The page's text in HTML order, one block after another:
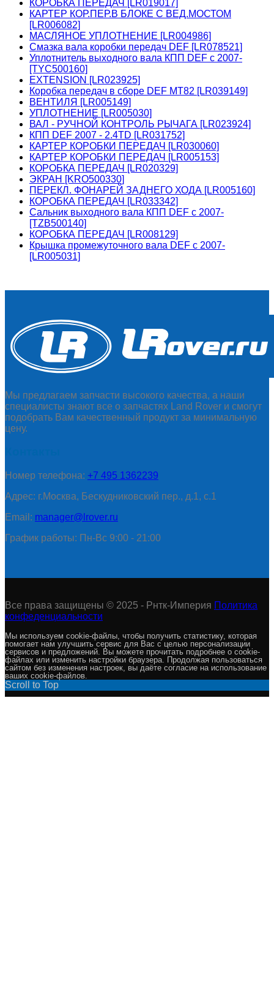
КОРОБКА ПЕРЕДАЧ [LR019017]
КАРТЕР КОР.ПЕР.В БЛОКЕ С ВЕД.МОСТОМ
[LR006082]
МАСЛЯНОЕ УПЛОТНЕНИЕ [LR004986]
Смазка вала коробки передач DEF [LR078521]
Уплотнитель выходного вала КПП DEF c 2007-
[TYC500160]
EXTENSION [LR023925]
Коробка передач в сборе DEF MT82 [LR039149]
ВЕНТИЛЯ [LR005149]
УПЛОТНЕНИЕ [LR005030]
ВАЛ - РУЧНОЙ КОНТРОЛЬ РЫЧАГА [LR023924]
КПП DEF 2007 - 2.4TD [LR031752]
КАРТЕР КОРОБКИ ПЕРЕДАЧ [LR030060]
КАРТЕР КОРОБКИ ПЕРЕДАЧ [LR005153]
КОРОБКА ПЕРЕДАЧ [LR020329]
ЭКРАН [KRO500330]
ПЕРЕКЛ. ФОНАРЕЙ ЗАДНЕГО ХОДА [LR005160]
КОРОБКА ПЕРЕДАЧ [LR033342]
Сальник выходного вала КПП DEF c 2007-
[TZB500140]
КОРОБКА ПЕРЕДАЧ [LR008129]
Крышка промежуточного вала DEF c 2007-
[LR005031]
Мы предлагаем запчасти высокого качества, а наши
специалисты знают все о запчастях Land Rover и смогут
подобрать Вам качественный продукт за минимальную
цену.
Номер телефона: +7 495 1362239
Адрес: г.Москва, Бескудниковский пер., д.1, с.1
Email: manager@lrover.ru
График работы: Пн-Вс 9:00 - 21:00
Все права защищены © 2025 - Рнтк-Империя Политика
конфеденциальности
Мы используем cookie-файлы, чтобы получить статистику, которая
помогает нам улучшить сервис для Вас с целью персонализации
сервисов и предложений. Вы можете прочитать подробнее о cookie-
файлах или изменить настройки браузера. Продолжая пользоваться
сайтом без изменения настроек, вы даёте согласие на использование
ваших cookie-файлов.
Scroll to Top